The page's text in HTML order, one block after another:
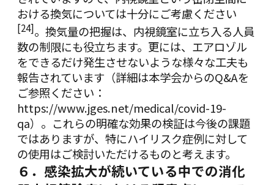
おける換気については十分にご考慮ください
[24]。換気量の把握は、内視鏡室に立ち入る人員
数の制限にも役立ちます。更には、エアロゾル
をできるだけ発生させないような様々な工夫も
報告されています（詳細は本学会からのQ&Aを
ご参照ください：
https://www.jges.net/medical/covid-19-
qa）。これらの明確な効果の検証は今後の課題
ではありますが、特にハイリスク症例に対して
の使用はご検討いただけるものと考えます。
６．感染拡大が続いている中での消化